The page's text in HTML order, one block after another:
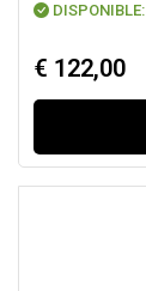
DISPONIBLE:
€ 122,00